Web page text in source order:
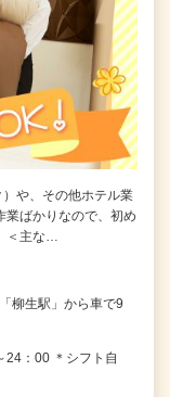
や、その他ホテル業
業ばかりなので、初め
＜主な…
柳生駅」から車で9
24：00 ＊シフト自